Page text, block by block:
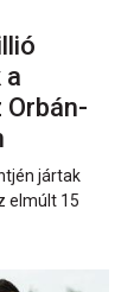
a
jártak
elmúlt 15